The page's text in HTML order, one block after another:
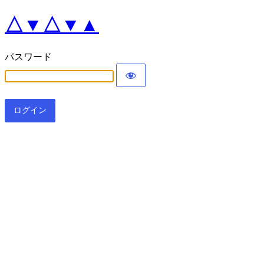
△▼△▼▲
パスワード